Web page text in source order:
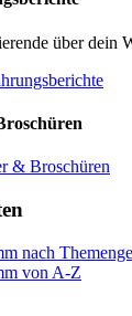
über dein
& Broschüren
nach
von A-Z